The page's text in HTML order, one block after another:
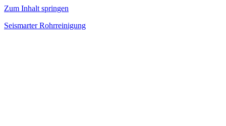
Zum Inhalt springen
Seismarter Rohrreinigung